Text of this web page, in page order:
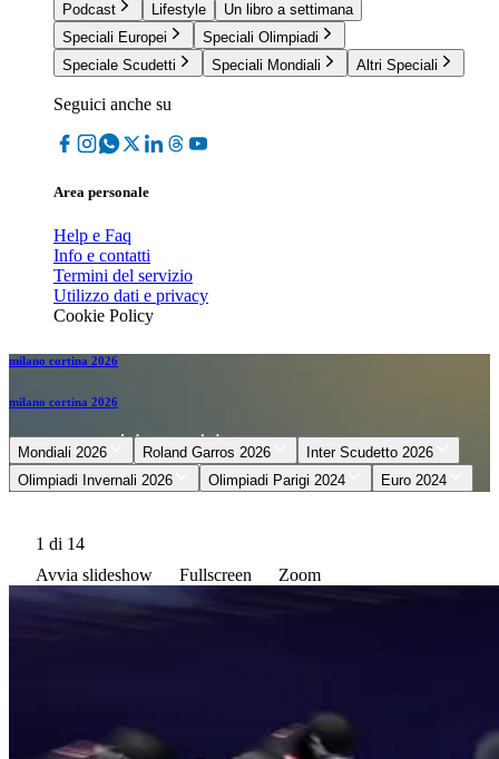
Podcast
Lifestyle
Un libro a settimana
Speciali Europei
Speciali Olimpiadi
Speciale Scudetti
Speciali Mondiali Altri Speciali
Seguici anche su
Area personale
Help e Faq
Info e contatti
Termini del servizio
Utilizzo dati e privacy
Cookie Policy
milano cortina 2026
milano cortina 2026
Mondiali 2026 Roland Garros 2026
Inter Scudetto 2026
Olimpiadi Invernali 2026
Olimpiadi Parigi 2024 Euro 2024
1 di 14
Avvia slideshow
Fullscreen Zoom